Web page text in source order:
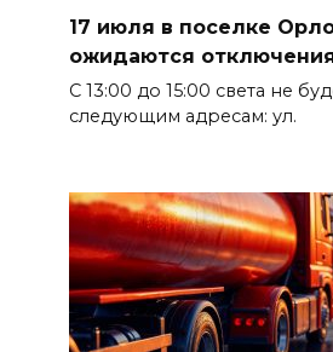
17 июля в поселке
ожидаются
С 13:00 до 15:00 света не
следующим адресам: ул.